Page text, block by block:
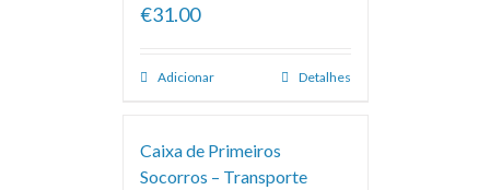
€31.00
Adicionar Detalhes
Caixa de Primeiros
Socorros – Transporte